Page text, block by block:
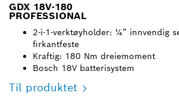
GDX 18V-180
PROFESSIONAL
2-i-1-verktøyholder: ¼” innvendig
firkantfeste
Kraftig: 180 Nm dreiemoment
Bosch 18V batterisystem
Til produktet